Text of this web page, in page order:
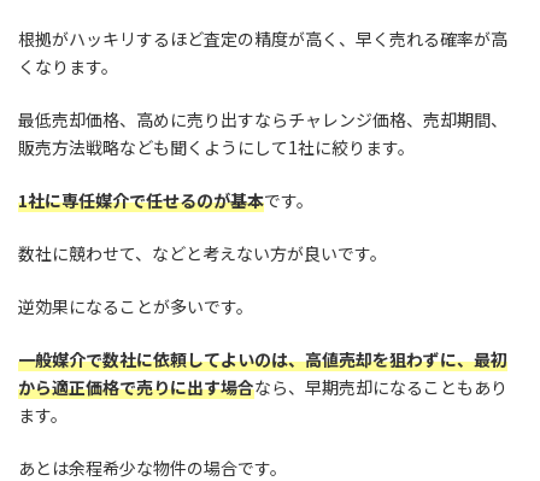
根拠がハッキリするほど査定の精度が高く、早く売れる確率が高
くなります。
最低売却価格、高めに売り出すならチャレンジ価格、売却期間、
販売方法戦略なども聞くようにして1社に絞ります。
1社に専任媒介で任せるのが基本です。
数社に競わせて、などと考えない方が良いです。
逆効果になることが多いです。
一般媒介で数社に依頼してよいのは、高値売却を狙わずに、最初
から適正価格で売りに出す場合なら、早期売却になることもあり
ます。
あとは余程希少な物件の場合です。